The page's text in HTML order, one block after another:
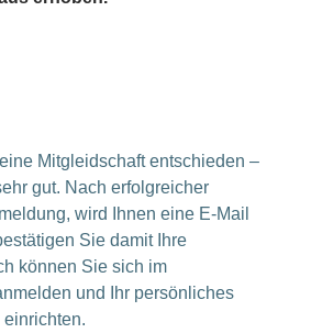
Mitgleidschaft entschieden –
gut. Nach erfolgreicher
wird Ihnen eine E-Mail
Sie damit Ihre
können Sie sich im
und Ihr persönliches